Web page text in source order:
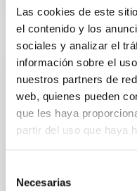
Las cookies de este
el contenido y los
sociales y analizar el
información sobre el
nuestros partners de
web, quienes pueden
que les haya
partir del uso que haya
Necesarias
PUBLICACIÓN
Cosmological
clusters: a
DES, SPT, and
cluster catalogues